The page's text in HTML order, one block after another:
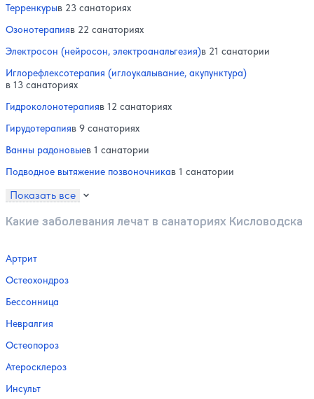
Терренкурыв 23 санаториях
Озонотерапияв 22 санаториях
Электросон (нейросон, электроанальгезия)в 21 санатории
Иглорефлексотерапия (иглоукалывание, акупунктура)
в 13 санаториях
Гидроколонотерапияв 12 санаториях
Гирудотерапияв 9 санаториях
Ванны радоновыев 1 санатории
Подводное вытяжение позвоночникав 1 санатории
Показать все
Какие заболевания лечат в санаториях Кисловодска
Артрит
Остеохондроз
Бессонница
Невралгия
Остеопороз
Атеросклероз
Инсульт